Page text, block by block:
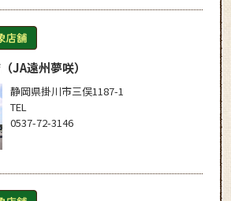
（JA遠州夢咲）
静岡県掛川市三俣1187-1
TEL
0537-72-3146